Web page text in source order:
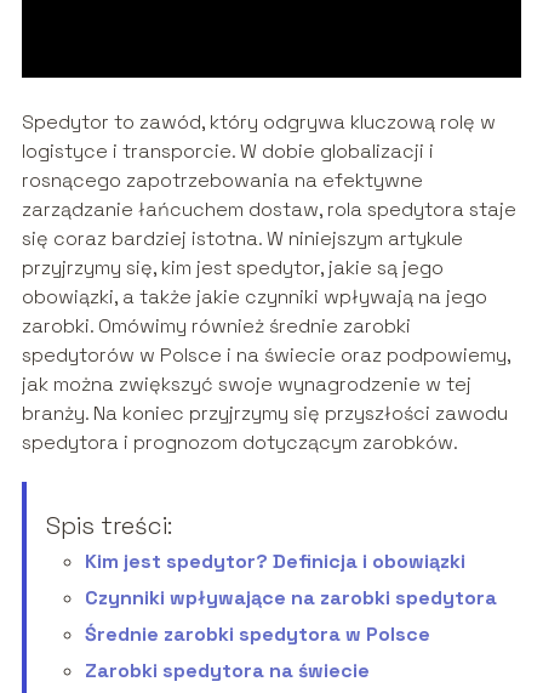
Spedytor to zawód, który odgrywa kluczową rolę w
logistyce i transporcie. W dobie globalizacji i
rosnącego zapotrzebowania na efektywne
zarządzanie łańcuchem dostaw, rola spedytora staje
się coraz bardziej istotna. W niniejszym artykule
przyjrzymy się, kim jest spedytor, jakie są jego
obowiązki, a także jakie czynniki wpływają na jego
zarobki. Omówimy również średnie zarobki
spedytorów w Polsce i na świecie oraz podpowiemy,
jak można zwiększyć swoje wynagrodzenie w tej
branży. Na koniec przyjrzymy się przyszłości zawodu
spedytora i prognozom dotyczącym zarobków.
Spis treści:
Kim jest spedytor? Definicja i obowiązki
Czynniki wpływające na zarobki spedytora
Średnie zarobki spedytora w Polsce
Zarobki spedytora na świecie